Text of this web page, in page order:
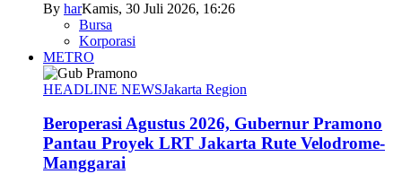
By harKamis, 30 Juli 2026, 16:26
Bursa
Korporasi
METRO
HEADLINE NEWSJakarta Region
Beroperasi Agustus 2026, Gubernur Pramono
Pantau Proyek LRT Jakarta Rute Velodrome-
Manggarai